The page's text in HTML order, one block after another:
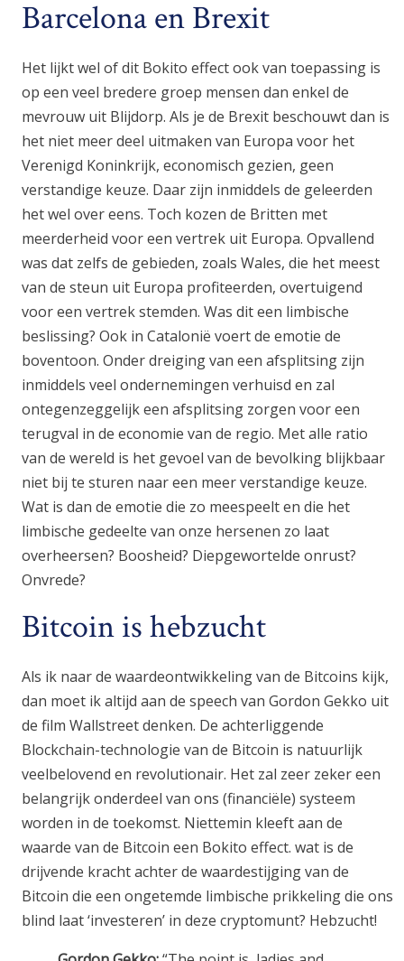
Barcelona en Brexit
Het lijkt wel of dit Bokito effect ook van toepassing is
op een veel bredere groep mensen dan enkel de
mevrouw uit Blijdorp. Als je de Brexit beschouwt dan is
het niet meer deel uitmaken van Europa voor het
Verenigd Koninkrijk, economisch gezien, geen
verstandige keuze. Daar zijn inmiddels de geleerden
het wel over eens. Toch kozen de Britten met
meerderheid voor een vertrek uit Europa. Opvallend
was dat zelfs de gebieden, zoals Wales, die het meest
van de steun uit Europa profiteerden, overtuigend
voor een vertrek stemden. Was dit een limbische
beslissing? Ook in Catalonië voert de emotie de
boventoon. Onder dreiging van een afsplitsing zijn
inmiddels veel ondernemingen verhuisd en zal
ontegenzeggelijk een afsplitsing zorgen voor een
terugval in de economie van de regio. Met alle ratio
van de wereld is het gevoel van de bevolking blijkbaar
niet bij te sturen naar een meer verstandige keuze.
Wat is dan de emotie die zo meespeelt en die het
limbische gedeelte van onze hersenen zo laat
overheersen? Boosheid? Diepgewortelde onrust?
Onvrede?
Bitcoin is hebzucht
Als ik naar de waardeontwikkeling van de Bitcoins kijk,
dan moet ik altijd aan de speech van Gordon Gekko uit
de film Wallstreet denken. De achterliggende
Blockchain-technologie van de Bitcoin is natuurlijk
veelbelovend en revolutionair. Het zal zeer zeker een
belangrijk onderdeel van ons (financiële) systeem
worden in de toekomst. Niettemin kleeft aan de
waarde van de Bitcoin een Bokito effect. wat is de
drijvende kracht achter de waardestijging van de
Bitcoin die een ongetemde limbische prikkeling die ons
blind laat ‘investeren’ in deze cryptomunt? Hebzucht!